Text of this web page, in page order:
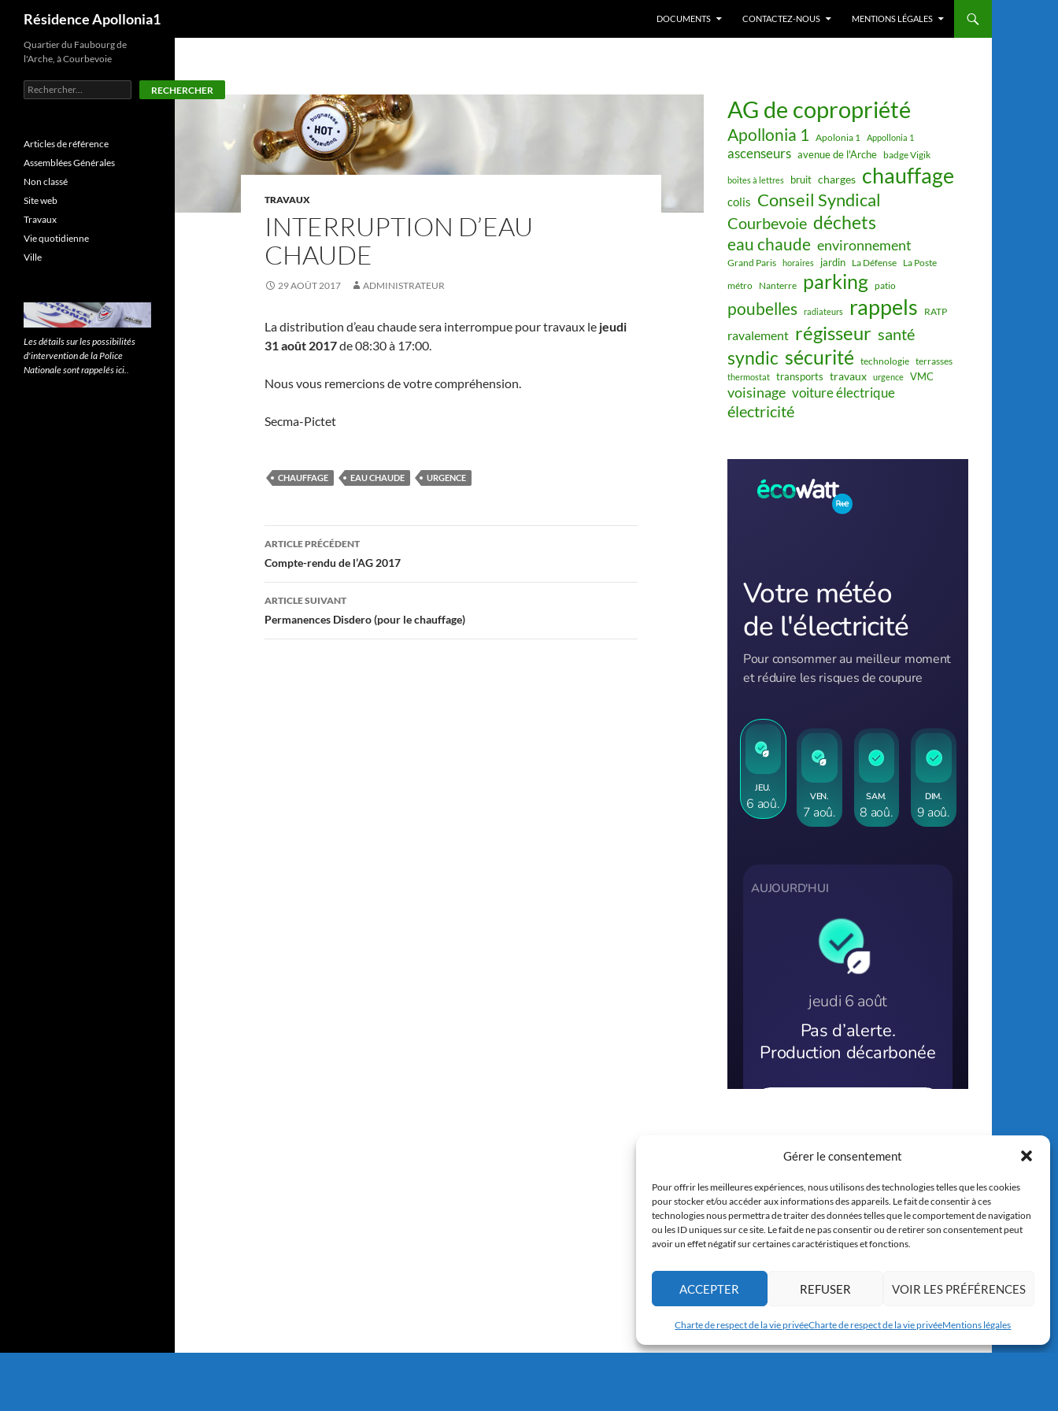
Gérer le consentement
Pour offrir les meilleures expériences, nous utilisons des technologies telles que les cookies
pour stocker et/ou accéder aux informations des appareils. Le fait de consentir à ces
technologies nous permettra de traiter des données telles que le comportement de navigation
ou les ID uniques sur ce site. Le fait de ne pas consentir ou de retirer son consentement peut
avoir un effet négatif sur certaines caractéristiques et fonctions.
ACCEPTER REFUSER VOIR LES PRÉFÉRENCES
Charte de respect de la vie privéeCharte de respect de la vie privéeMentions légales
Aller
contenu
Résidence Apollonia1 DOCUMENTS CONTACTEZ-NOUS MENTIONS LÉGALES
TRAVAUX
INTERRUPTION D’EAU
CHAUDE
29 AOÛT 2017 ADMINISTRATEUR
La distribution d’eau chaude sera interrompue pour travaux le jeudi
31 août 2017de 08:30 à 17:00.
Nous vous remercions de votre compréhension.
Secma-Pictet
CHAUFFAGE EAU CHAUDE URGENCE
Navigation
des
articles
ARTICLE PRÉCÉDENT
Compte-rendu de l’AG 2017
ARTICLE SUIVANT
Permanences Disdero (pour le chauffage)
AG de copropriété
Apollonia 1 Apolonia 1 Appollonia 1
ascenseurs avenue de l'Arche badge Vigik
boites à lettres bruit charges chauffage
colis Conseil Syndical
Courbevoie déchets
eau chaude environnement
Grand Paris horaires jardin La Défense La Poste
métro Nanterre parking patio
poubelles radiateurs rappels RATP
ravalement régisseur santé
syndic sécurité technologie terrasses
thermostat transports travaux urgence VMC
voisinage voiture électrique
électricité
Quartier du Faubourg de
l'Arche, à Courbevoie
Rechercher RECHERCHER
Articles de référence
Assemblées Générales
Non classé
Site web
Travaux
Vie quotidienne
Ville
Les détails sur les possibilités
d'intervention de la Police
Nationale sont rappelés ici..